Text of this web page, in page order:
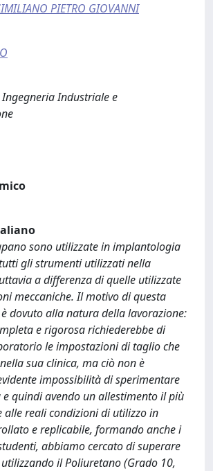
PIETRO GIOVANNI
Ingegneria Industriale e
sono utilizzate in implantologia
gli strumenti utilizzati nella
a differenza di quelle utilizzate
meccaniche. Il motivo di questa
dovuto alla natura della lavorazione:
e rigorosa richiederebbe di
le impostazioni di taglio che
sua clinica, ma ciò non è
impossibilità di sperimentare
quindi avendo un allestimento il più
alle reali condizioni di utilizzo in
e replicabile, formando anche i
abbiamo cercato di superare
il Poliuretano (Grado 10,